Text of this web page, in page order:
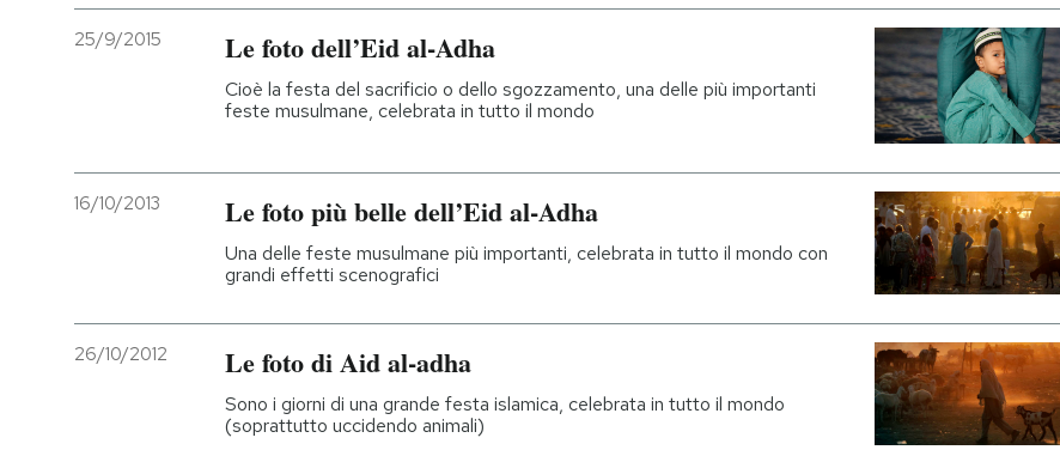
Entra
25/9/2015 Le foto dell’Eid al-Adha
Cioè la festa del sacrificio o dello sgozzamento, una delle più importanti
feste musulmane, celebrata in tutto il mondo
16/10/2013 Le foto più belle dell’Eid al-Adha
Una delle feste musulmane più importanti, celebrata in tutto il mondo con
grandi effetti scenografici
26/10/2012 Le foto di Aid al-adha
Sono i giorni di una grande festa islamica, celebrata in tutto il mondo
(soprattutto uccidendo animali)